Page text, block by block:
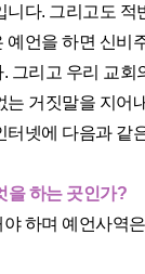
니다. 그리고도 적
예언을 하면 신비
그리고 우리 교회
는 거짓말을 지어
터넷에 다음과 같
을 하는 곳인가?
하며 예언사역